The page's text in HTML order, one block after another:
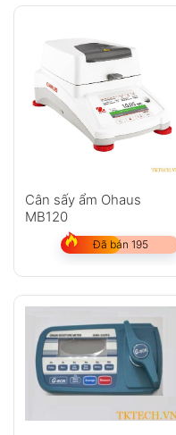
Cân sấy ẩm Ohaus
MB120
Đã bán 195